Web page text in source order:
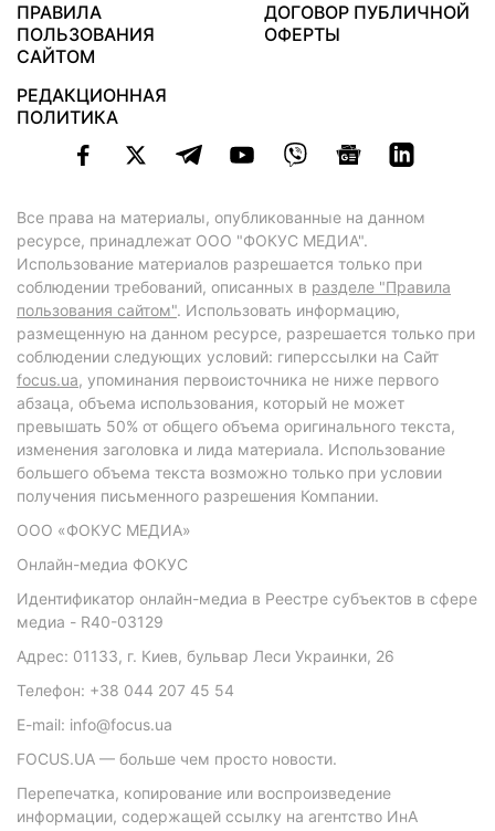
ПРАВИЛА
ПОЛЬЗОВАНИЯ
САЙТОМ
ДОГОВОР ПУБЛИЧНОЙ
ОФЕРТЫ
РЕДАКЦИОННАЯ
ПОЛИТИКА
Все права на материалы, опубликованные на данном
ресурсе, принадлежат ООО "ФОКУС МЕДИА".
Использование материалов разрешается только при
соблюдении требований, описанных в разделе "Правила
пользования сайтом". Использовать информацию,
размещенную на данном ресурсе, разрешается только при
соблюдении следующих условий: гиперссылки на Сайт
focus.ua, упоминания первоисточника не ниже первого
абзаца, объема использования, который не может
превышать 50% от общего объема оригинального текста,
изменения заголовка и лида материала. Использование
большего объема текста возможно только при условии
получения письменного разрешения Компании.
ООО «ФОКУС МЕДИА»
Онлайн-медиа ФОКУС
Идентификатор онлайн-медиа в Реестре субъектов в сфере
медиа - R40-03129
Адрес: 01133, г. Киев, бульвар Леси Украинки, 26
Телефон: +38 044 207 45 54
E-mail: info@focus.ua
FOCUS.UA — больше чем просто новости.
Перепечатка, копирование или воспроизведение
информации, содержащей ссылку на агентство ИнА